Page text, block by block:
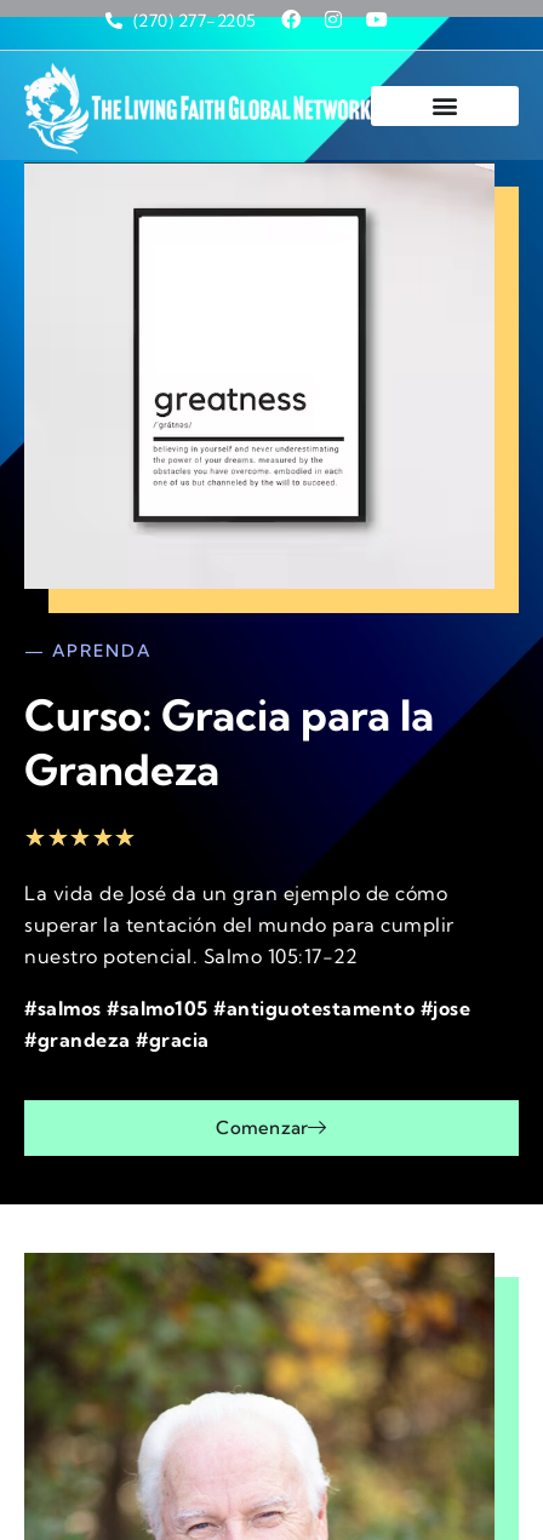
(270) 277-2205
— APRENDA
Curso: Gracia para la
Grandeza
★★★★★
La vida de José da un gran ejemplo de cómo
superar la tentación del mundo para cumplir
nuestro potencial. Salmo 105:17-22
#salmos #salmo105 #antiguotestamento #jose
#grandeza #gracia
Comenzar